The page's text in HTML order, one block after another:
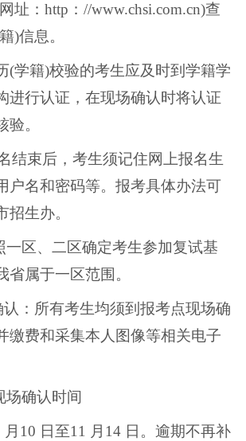
址：http：//www.chsi.com.cn)查
)信息。
籍)校验的考生应及时到学籍学
进行认证，在现场确认时将认证
。
束后，考生须记住网上报名生
户名和密码等。报考具体办法可
招生办。
区、二区确定考生参加复试基
省属于一区范围。
所有考生均须到报考点现场确
缴费和采集本人图像等相关电子
确认时间
10 日至11 月14 日。逾期不再补